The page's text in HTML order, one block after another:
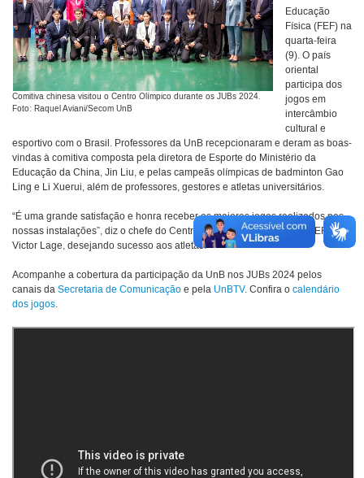
Comitiva chinesa visitou o Centro Olímpico durante os JUBs 2024.
Foto: Raquel Aviani/Secom UnB
Educação
Física (FEF) na
quarta-feira
(9). O país
oriental
participa dos
jogos em
intercâmbio
cultural e
esportivo com o Brasil. Professores da UnB recepcionaram e deram as boas-
vindas à comitiva composta pela diretora de Esporte do Ministério da
Educação da China, Jin Liu, e pelas campeãs olímpicas de badminton Gao
Ling e Li Xuerui, além de professores, gestores e atletas universitários.
“É uma grande satisfação e honra receber os maiores jogos realizados nas
nossas instalações”, diz o chefe do Centro Olímpico e professor da FEF,
Victor Lage, desejando sucesso aos atletas.
Acompanhe a cobertura da participação da UnB nos JUBs 2024 pelos
canais da Secretaria de Comunicação e pela UnBTV. Confira o calendário
dos jogos.